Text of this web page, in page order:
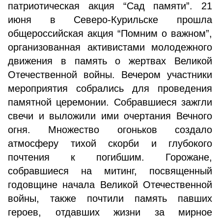
патриотическая акция “Сад памяти”. 21
июня в Северо-Курильске прошла
общероссийская акция “Помним о важном”,
организованная активистами молодежного
движения в память о жертвах Великой
Отечественной войны. Вечером участники
мероприятия собрались для проведения
памятной церемонии. Собравшиеся зажгли
свечи и выложили ими очертания Вечного
огня. Множество огоньков создало
атмосферу тихой скорби и глубокого
почтения к погибшим. Горожане,
собравшиеся на митинг, посвященный
годовщине начала Великой Отечественной
войны, также почтили память павших
героев, отдавших жизни за мирное